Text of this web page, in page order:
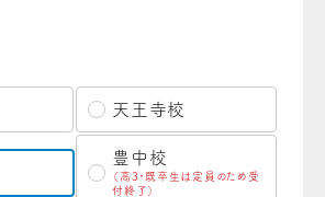
天王寺校
豊中校
（高3・既卒生は定員のため受
付終了）